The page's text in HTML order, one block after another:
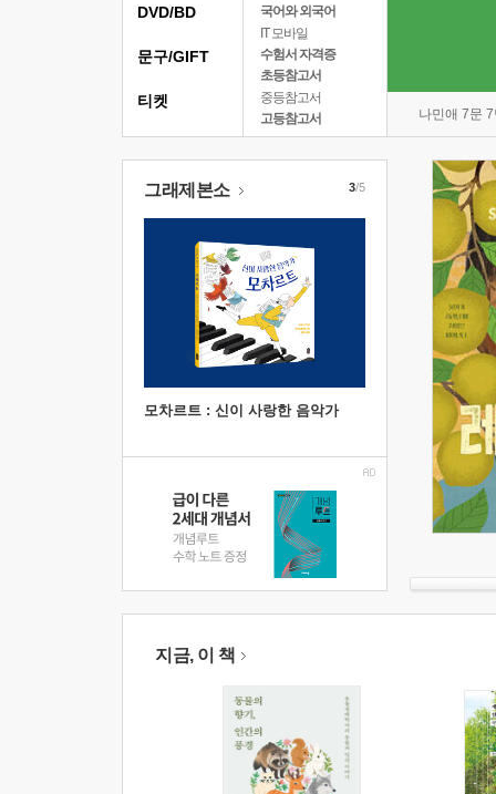
국어와 외국어
IT 모바일
수험서 자격증
초등참고서
중등참고서
고등참고서
나민애 7문
DVD/BD
문구/GIFT
티켓
그래제본소
모차르트 : 신이 사랑한 음악가
3/5
지금, 이 책